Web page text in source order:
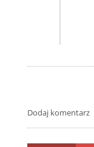
Dodaj komentarz